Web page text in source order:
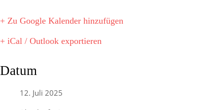
+ Zu Google Kalender hinzufügen
+ iCal / Outlook exportieren
Datum
12. Juli 2025